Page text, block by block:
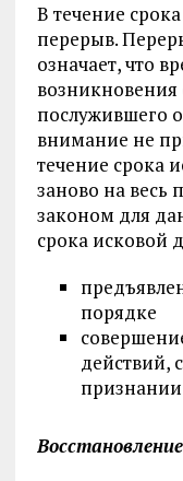
В течение
перерыв.
означает, что
возникновения
послужившего
внимание не
течение срока
заново на весь
законом для
срока исковой
порядке
действий,
признании